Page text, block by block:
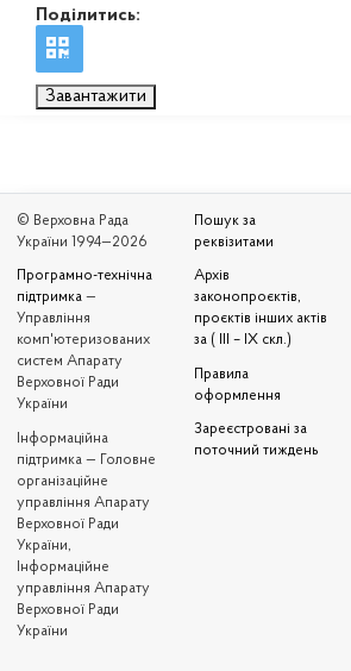
Поділитись:
Завантажити
© Верховна Рада
України 1994—2026
Програмно-технічна
підтримка —
Управління
комп'ютеризованих
систем Апарату
Верховної Ради
України
Iнформаційна
підтримка — Головне
організаційне
управління Апарату
Верховної Ради
України,
Інформаційне
управління Апарату
Верховної Ради
України
Пошук за
реквізитами
Архів
законопроєктів,
проєктів інших актів
за ( III – IX скл.)
Правила
оформлення
Зареєстровані за
поточний тиждень